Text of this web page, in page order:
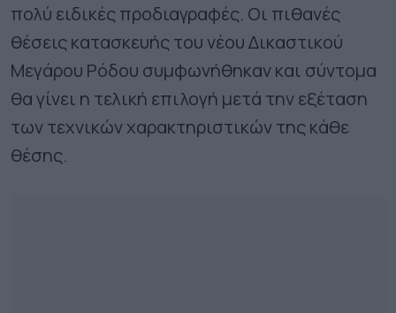
πολύ ειδικές προδιαγραφές. Οι πιθανές
θέσεις κατασκευής του νέου Δικαστικού
Μεγάρου Ρόδου συμφωνήθηκαν και σύντομα
θα γίνει η τελική επιλογή μετά την εξέταση
των τεχνικών χαρακτηριστικών της κάθε
θέσης.